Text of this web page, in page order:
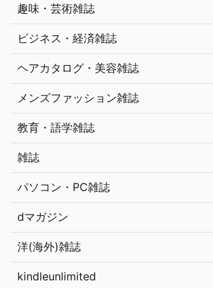
趣味・芸術雑誌
ビジネス・経済雑誌
ヘアカタログ・美容雑誌
メンズファッション雑誌
教育・語学雑誌
雑誌
パソコン・PC雑誌
dマガジン
洋(海外)雑誌
kindleunlimited